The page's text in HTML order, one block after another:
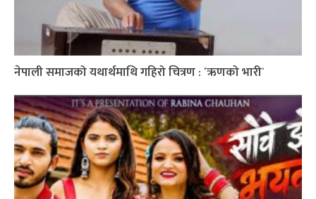
नेपाली समाजको यथार्थमाथि गहिरो चित्रण : ´ऋणको भारी`